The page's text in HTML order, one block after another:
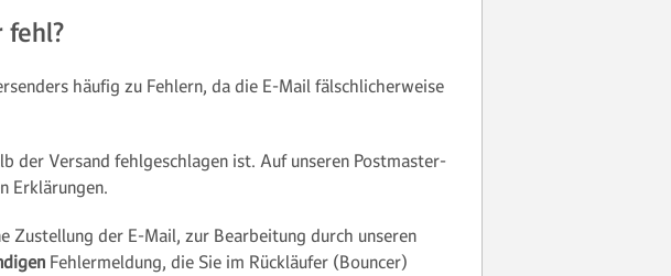
fehl?
häufig zu Fehlern, da die E-Mail fälschlicherweise
der Versand fehlgeschlagen ist. Auf unseren Postmaster-
Erklärungen.
Zustellung der E-Mail, zur Bearbeitung durch unseren
Fehlermeldung, die Sie im Rückläufer (Bouncer)